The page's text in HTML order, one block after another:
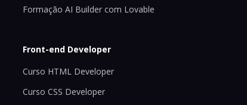
Formação AI Builder com Lovable
Front-end Developer
Curso HTML Developer
Curso CSS Developer